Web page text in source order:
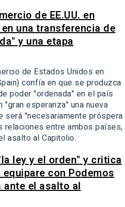
de EE.UU. en
una transferencia de
y una etapa
de Estados Unidos en
confía en que se produzca
poder "ordenada" en el país
"gran esperanza" una nueva
será "necesariamente próspera
relaciones entre ambos países,
asalto al Capitolio.
ley y el orden" y critica
con Podemos
ante el asalto al